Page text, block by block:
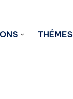
THÉMES